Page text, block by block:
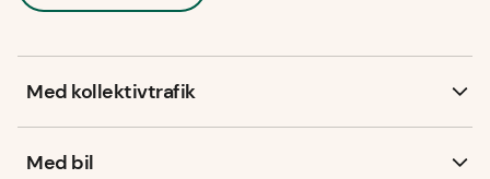
Med kollektivtrafik
Med bil